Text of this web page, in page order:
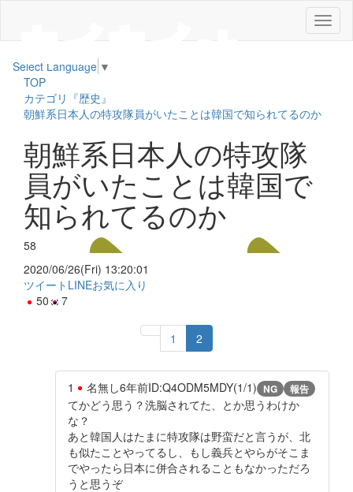
メ
ニ
Select Language ▼
TOP
カテゴリ『歴史』
朝鮮系日本人の特攻隊員がいたことは韓国で知られてるのか
朝鮮系日本人の特攻隊
員がいたことは韓国で
知られてるのか
58
2020/06/26(Fri) 13:20:01
ツイート LINEお気に入り
50
7
1 2
1 名無し6年前ID:Q4ODM5MDY(1/1) NG 報告
てかどう思う？洗脳されてた、とか思うわけか
な？
あと韓国人はたまに特攻隊は野蛮だと言うが、北
も似たことやってるし、もし義兵とやらがそこま
でやったら日本に併合されることもなかっただろ
うと思うぞ